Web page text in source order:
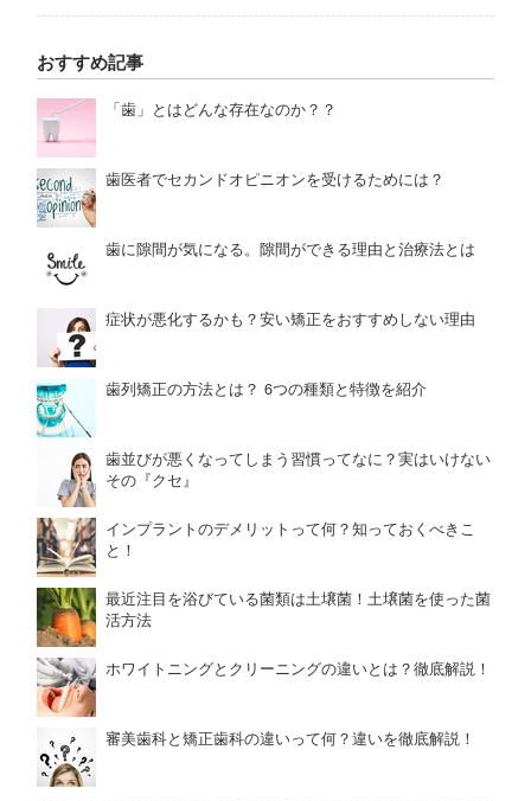
おすすめ記事
「歯」とはどんな存在なのか？？
歯医者でセカンドオピニオンを受けるためには？
歯に隙間が気になる。隙間ができる理由と治療法とは
症状が悪化するかも？安い矯正をおすすめしない理由
歯列矯正の方法とは？ 6つの種類と特徴を紹介
歯並びが悪くなってしまう習慣ってなに？実はいけない
その『クセ』
インプラントのデメリットって何？知っておくべきこ
と！
最近注目を浴びている菌類は土壌菌！土壌菌を使った菌
活方法
ホワイトニングとクリーニングの違いとは？徹底解説！
審美歯科と矯正歯科の違いって何？違いを徹底解説！